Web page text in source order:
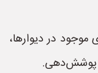
در دیوارها،
پوشش‌دهی.